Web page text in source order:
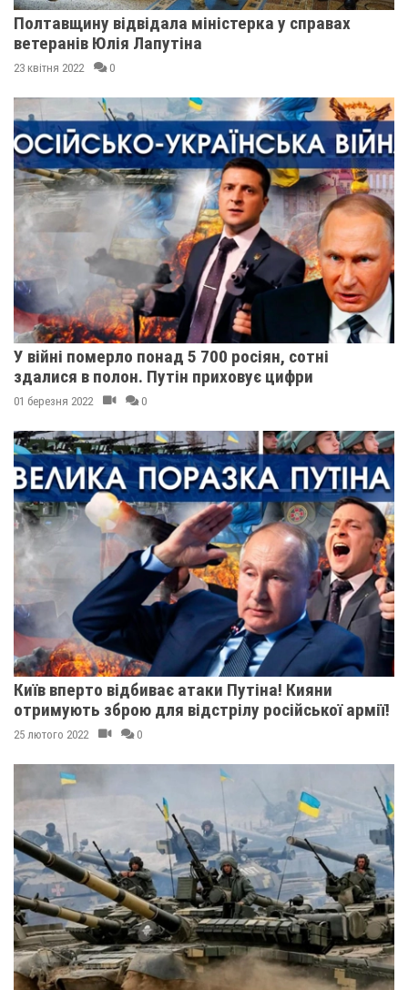
Полтавщину відвідала міністерка у справах
ветеранів Юлія Лапутіна
23 квітня 2022 0
У війні померло понад 5 700 росіян, сотні
здалися в полон. Путін приховує цифри
01 березня 2022 0
Київ вперто відбиває атаки Путіна! Кияни
отримують зброю для відстрілу російської армії!
25 лютого 2022 0